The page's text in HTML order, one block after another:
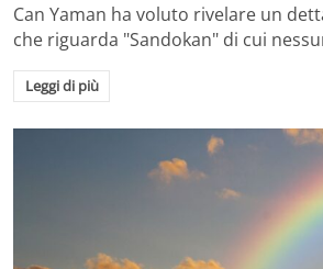
Can Yaman ha voluto rivelare un
che riguarda "Sandokan" di cui
Leggi di più